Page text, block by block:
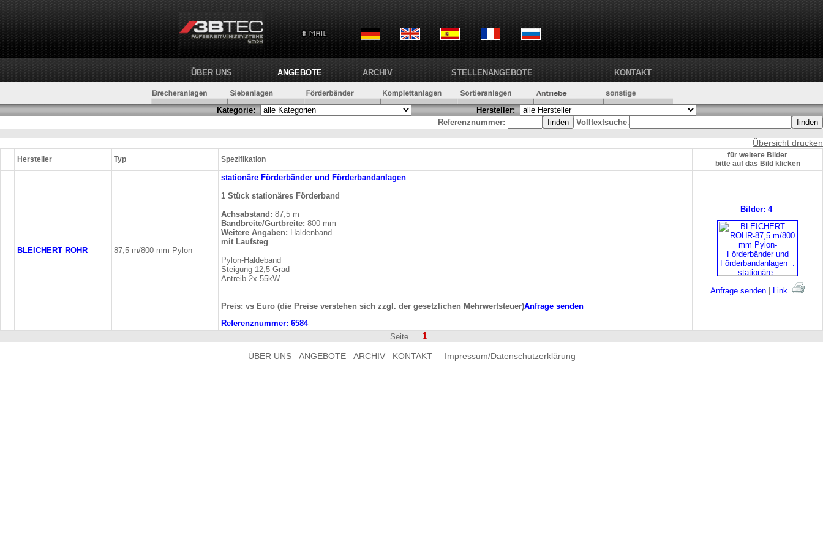
ÜBER UNS ANGEBOTE ARCHIV STELLENANGEBOTE KONTAKT
Kategorie:
Hersteller:
Referenznummer:
Volltextsuche:
Übersicht drucken
Hersteller Typ Spezifikation
für weitere Bilder
bitte auf das Bild klicken
BLEICHERT ROHR 87,5 m/800 mm Pylon
stationäre Förderbänder und Förderbandanlagen
1 Stück stationäres Förderband
Achsabstand: 87,5 m
Bandbreite/Gurtbreite: 800 mm
Weitere Angaben: Haldenband
mit Laufsteg
Pylon-Haldeband
Steigung 12,5 Grad
Antreib 2x 55kW
Preis: vs Euro (die Preise verstehen sich zzgl. der gesetzlichen Mehrwertsteuer)Anfrage senden
Referenznummer: 6584
Bilder: 4
Anfrage senden Link
Seite 1
ÜBER UNS ANGEBOTE ARCHIV KONTAKT Impressum/Datenschutzerklärung